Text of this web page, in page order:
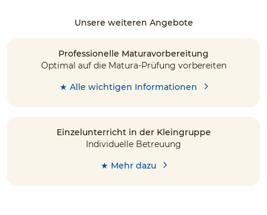
Unsere weiteren Angebote
Professionelle Maturavorbereitung
Optimal auf die Matura-Prüfung vorbereiten
★ Alle wichtigen Informationen
Einzelunterricht in der Kleingruppe
Individuelle Betreuung
★ Mehr dazu